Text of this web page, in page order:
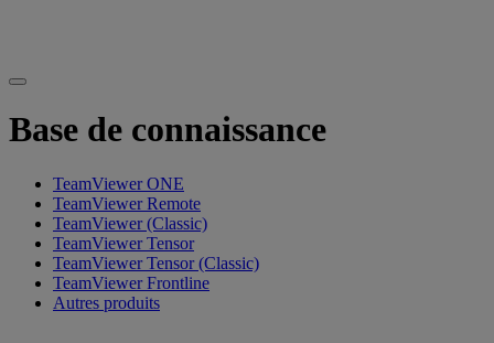
Base de connaissance
TeamViewer ONE
TeamViewer Remote
TeamViewer (Classic)
TeamViewer Tensor
TeamViewer Tensor (Classic)
TeamViewer Frontline
Autres produits